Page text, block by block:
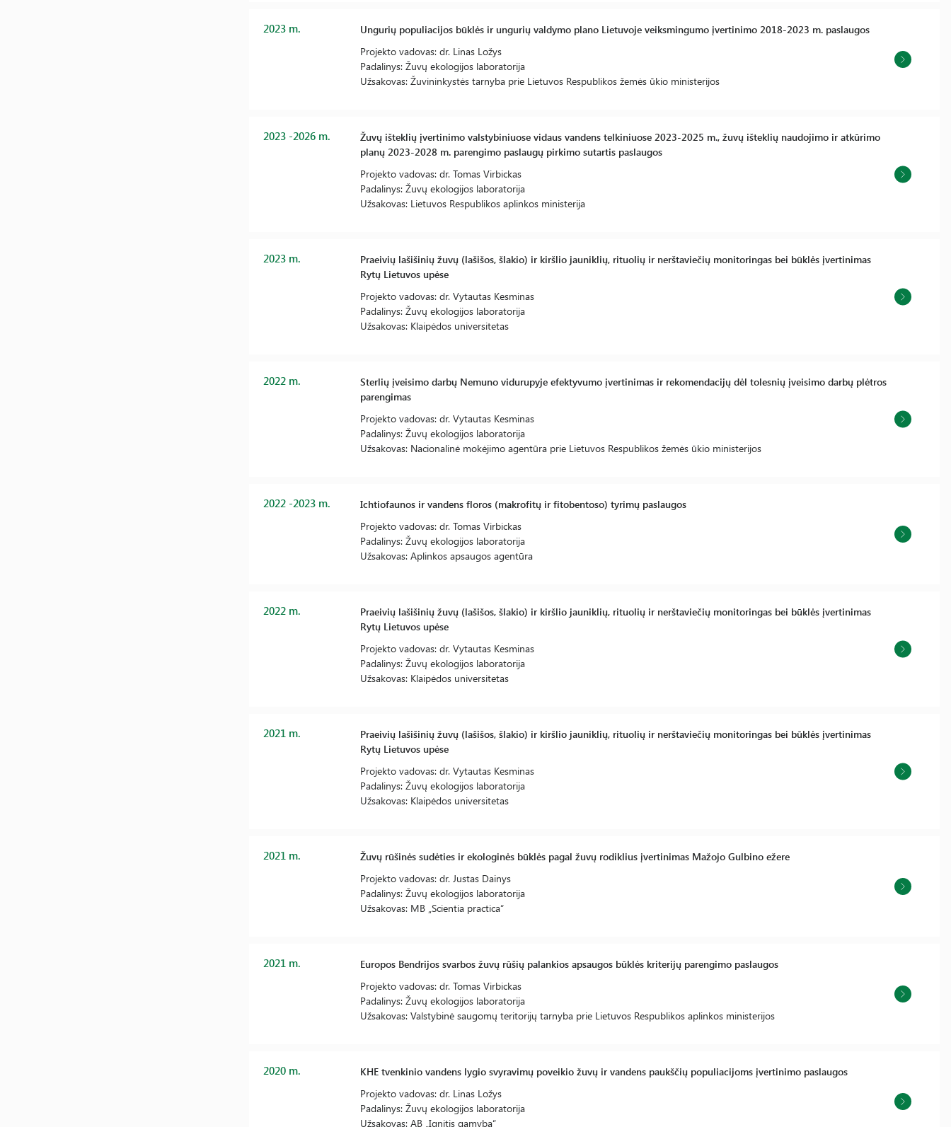
2023 m.
Ungurių populiacijos būklės ir ungurių valdymo plano Lietuvoje veiksmingumo įvertinimo 2018-2023 m. paslaugos
Projekto vadovas: dr. Linas Ložys
Padalinys: Žuvų ekologijos laboratorija
Užsakovas: Žuvininkystės tarnyba prie Lietuvos Respublikos žemės ūkio ministerijos
2023 -2026 m.
Žuvų išteklių įvertinimo valstybiniuose vidaus vandens telkiniuose 2023-2025 m., žuvų išteklių naudojimo ir atkūrimo
planų 2023-2028 m. parengimo paslaugų pirkimo sutartis paslaugos
Projekto vadovas: dr. Tomas Virbickas
Padalinys: Žuvų ekologijos laboratorija
Užsakovas: Lietuvos Respublikos aplinkos ministerija
2023 m.
Praeivių lašišinių žuvų (lašišos, šlakio) ir kiršlio jauniklių, rituolių ir nerštaviečių monitoringas bei būklės įvertinimas
Rytų Lietuvos upėse
Projekto vadovas: dr. Vytautas Kesminas
Padalinys: Žuvų ekologijos laboratorija
Užsakovas: Klaipėdos universitetas
2022 m.
Sterlių įveisimo darbų Nemuno vidurupyje efektyvumo įvertinimas ir rekomendacijų dėl tolesnių įveisimo darbų plėtros
parengimas
Projekto vadovas: dr. Vytautas Kesminas
Padalinys: Žuvų ekologijos laboratorija
Užsakovas: Nacionalinė mokėjimo agentūra prie Lietuvos Respublikos žemės ūkio ministerijos
2022 -2023 m.
Ichtiofaunos ir vandens floros (makrofitų ir fitobentoso) tyrimų paslaugos
Projekto vadovas: dr. Tomas Virbickas
Padalinys: Žuvų ekologijos laboratorija
Užsakovas: Aplinkos apsaugos agentūra
2022 m.
Praeivių lašišinių žuvų (lašišos, šlakio) ir kiršlio jauniklių, rituolių ir nerštaviečių monitoringas bei būklės įvertinimas
Rytų Lietuvos upėse
Projekto vadovas: dr. Vytautas Kesminas
Padalinys: Žuvų ekologijos laboratorija
Užsakovas: Klaipėdos universitetas
2021 m.
Praeivių lašišinių žuvų (lašišos, šlakio) ir kiršlio jauniklių, rituolių ir nerštaviečių monitoringas bei būklės įvertinimas
Rytų Lietuvos upėse
Projekto vadovas: dr. Vytautas Kesminas
Padalinys: Žuvų ekologijos laboratorija
Užsakovas: Klaipėdos universitetas
2021 m.
Žuvų rūšinės sudėties ir ekologinės būklės pagal žuvų rodiklius įvertinimas Mažojo Gulbino ežere
Projekto vadovas: dr. Justas Dainys
Padalinys: Žuvų ekologijos laboratorija
Užsakovas: MB „Scientia practica“
2021 m.
Europos Bendrijos svarbos žuvų rūšių palankios apsaugos būklės kriterijų parengimo paslaugos
Projekto vadovas: dr. Tomas Virbickas
Padalinys: Žuvų ekologijos laboratorija
Užsakovas: Valstybinė saugomų teritorijų tarnyba prie Lietuvos Respublikos aplinkos ministerijos
2020 m.
KHE tvenkinio vandens lygio svyravimų poveikio žuvų ir vandens paukščių populiacijoms įvertinimo paslaugos
Projekto vadovas: dr. Linas Ložys
Padalinys: Žuvų ekologijos laboratorija
Užsakovas: AB „Ignitis gamyba“